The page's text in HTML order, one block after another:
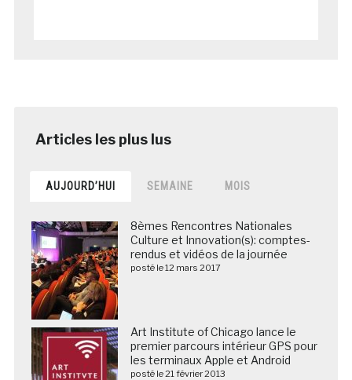
AUJOURD’HUI SEMAINE MOIS
8èmes Rencontres Nationales
Culture et Innovation(s): comptes-
rendus et vidéos de la journée
posté le 12 mars 2017
Art Institute of Chicago lance le
premier parcours intérieur GPS pour
les terminaux Apple et Android
posté le 21 février 2013